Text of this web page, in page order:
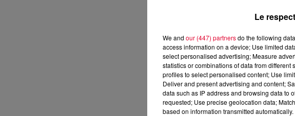
Le
We and our (447) partnersdo the following
access information on a device; Use limited
select personalised advertising; Measure
statistics or combinations of data from
profiles to select personalised content; Use
Deliver and present advertising and content;
data such as IP address and browsing data to
requested; Use precise geolocation data;
based on information transmitted automatically.